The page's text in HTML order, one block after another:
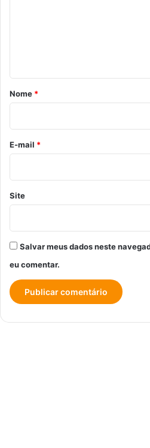
r
i
o
*
Nome *
E-mail *
Site
Salvar meus dados neste
eu comentar.